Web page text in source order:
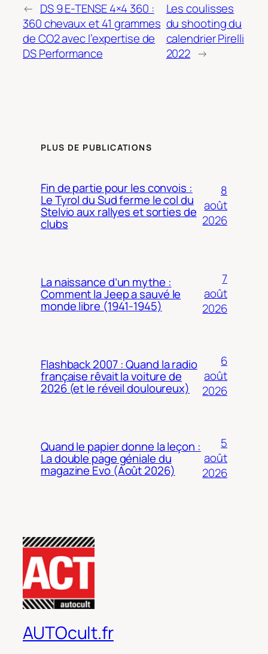
← DS 9 E-TENSE 4×4 360 :
360 chevaux et 41 grammes
de CO2 avec l’expertise de
DS Performance
Les coulisses
du shooting du
calendrier Pirelli
2022 →
PLUS DE PUBLICATIONS
Fin de partie pour les convois :
Le Tyrol du Sud ferme le col du
Stelvio aux rallyes et sorties de
clubs
8
août
2026
La naissance d’un mythe :
Comment la Jeep a sauvé le
monde libre (1941-1945)
7
août
2026
Flashback 2007 : Quand la radio
française rêvait la voiture de
2026 (et le réveil douloureux)
6
août
2026
Quand le papier donne la leçon :
La double page géniale du
magazine Evo (Août 2026)
5
août
2026
AUTOcult.fr